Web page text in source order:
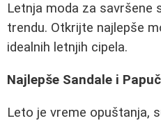
Letnja moda za savršene
trendu. Otkrijte najlepše
idealnih letnjih cipela.
Najlepše Sandale i
Leto je vreme opuštanja,